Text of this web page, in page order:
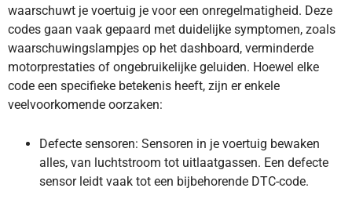
waarschuwt je voertuig je voor een onregelmatigheid. Deze
codes gaan vaak gepaard met duidelijke symptomen, zoals
waarschuwingslampjes op het dashboard, verminderde
motorprestaties of ongebruikelijke geluiden. Hoewel elke
code een specifieke betekenis heeft, zijn er enkele
veelvoorkomende oorzaken:
Defecte sensoren: Sensoren in je voertuig bewaken
alles, van luchtstroom tot uitlaatgassen. Een defecte
sensor leidt vaak tot een bijbehorende DTC-code.